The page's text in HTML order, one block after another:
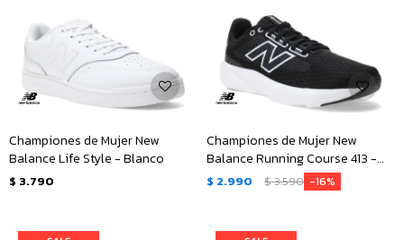
Championes de Mujer New
Balance Life Style - Blanco
$ 3.790
Championes de Mujer New
Balance Running Course 413 -
Negro - Blanco
$ 2.990 $3.590 16